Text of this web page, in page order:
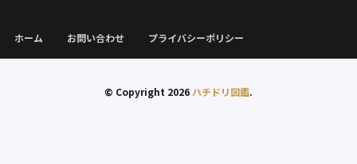
ホーム お問い合わせ プライバシーポリシー
© Copyright 2026 ハチドリ図鑑.